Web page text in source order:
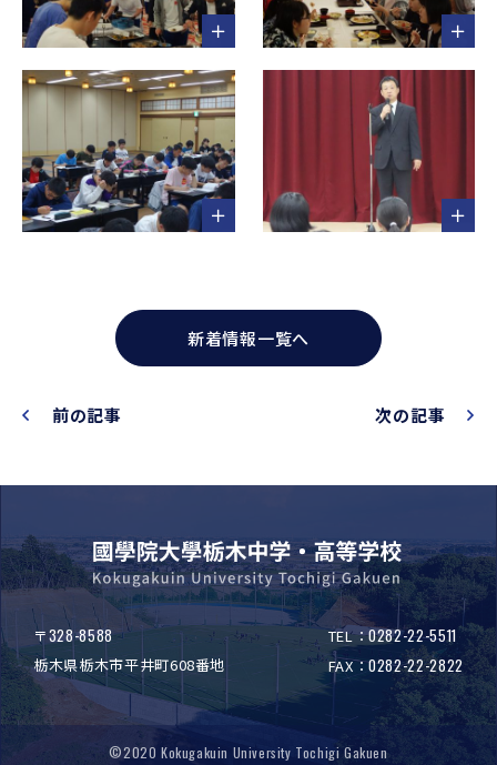
新着情報一覧へ
前の記事 次の記事
〒328-8588
栃木県栃木市平井町608番地
TEL：0282-22-5511
FAX：0282-22-2822
©2020 Kokugakuin University Tochigi Gakuen